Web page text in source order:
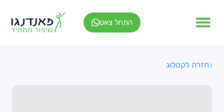
התחל צאט
חזרה לקטלוג